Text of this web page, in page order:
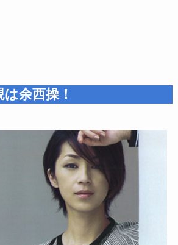
余西操！